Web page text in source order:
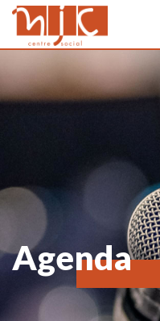
Agenda